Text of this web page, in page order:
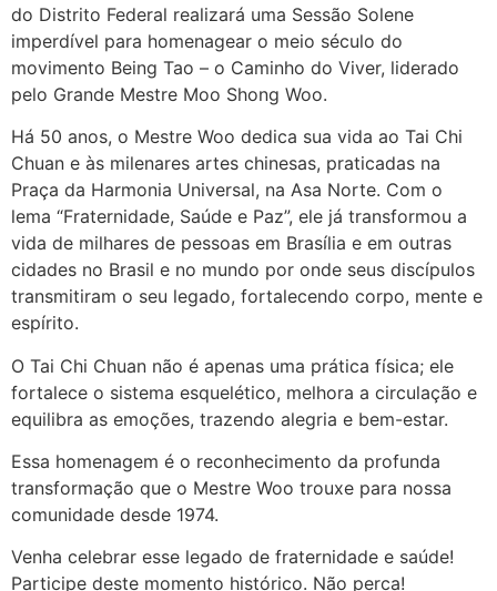
do Distrito Federal realizará uma Sessão Solene
imperdível para homenagear o meio século do
movimento Being Tao – o Caminho do Viver, liderado
pelo Grande Mestre Moo Shong Woo.
Há 50 anos, o Mestre Woo dedica sua vida ao Tai Chi
Chuan e às milenares artes chinesas, praticadas na
Praça da Harmonia Universal, na Asa Norte. Com o
lema “Fraternidade, Saúde e Paz”, ele já transformou a
vida de milhares de pessoas em Brasília e em outras
cidades no Brasil e no mundo por onde seus discípulos
transmitiram o seu legado, fortalecendo corpo, mente e
espírito.
O Tai Chi Chuan não é apenas uma prática física; ele
fortalece o sistema esquelético, melhora a circulação e
equilibra as emoções, trazendo alegria e bem-estar.
Essa homenagem é o reconhecimento da profunda
transformação que o Mestre Woo trouxe para nossa
comunidade desde 1974.
Venha celebrar esse legado de fraternidade e saúde!
Participe deste momento histórico. Não perca!